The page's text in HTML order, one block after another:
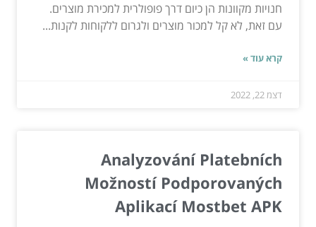
חנויות מקוונות הן כיום דרך פופולרית למכירת מוצרים.
עם זאת, לא קל למכור מוצרים ולגרום ללקוחות לקנות...
קרא עוד »
דצמ 22, 2022
Analyzování Platebních
Možností Podporovaných
Aplikací Mostbet APK